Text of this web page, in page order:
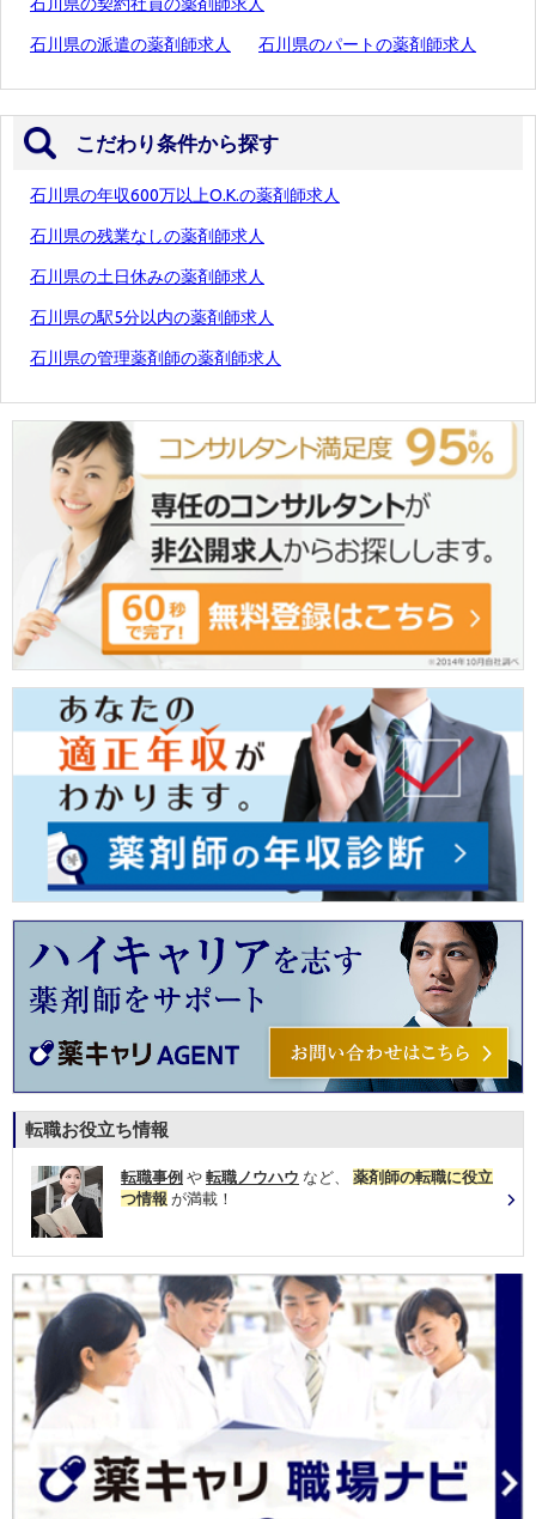
石川県の契約社員の薬剤師求人
石川県の派遣の薬剤師求人 石川県のパートの薬剤師求人
こだわり条件から探す
石川県の年収600万以上O.K.の薬剤師求人
石川県の残業なしの薬剤師求人
石川県の土日休みの薬剤師求人
石川県の駅5分以内の薬剤師求人
石川県の管理薬剤師の薬剤師求人
転職お役立ち情報
転職事例 や 転職ノウハウ など、 薬剤師の転職に役立
つ情報 が満載！